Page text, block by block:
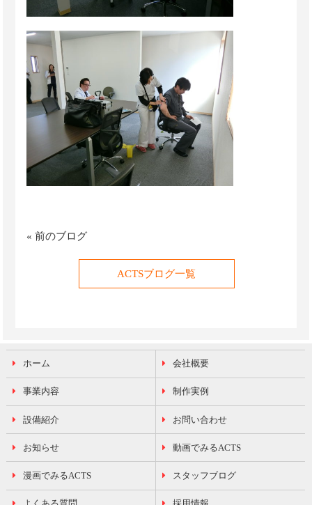
«前のブログ
ACTSブログ一覧
ホーム 会社概要
事業内容 制作実例
設備紹介 お問い合わせ
お知らせ 動画でみるACTS
漫画でみるACTS スタッフブログ